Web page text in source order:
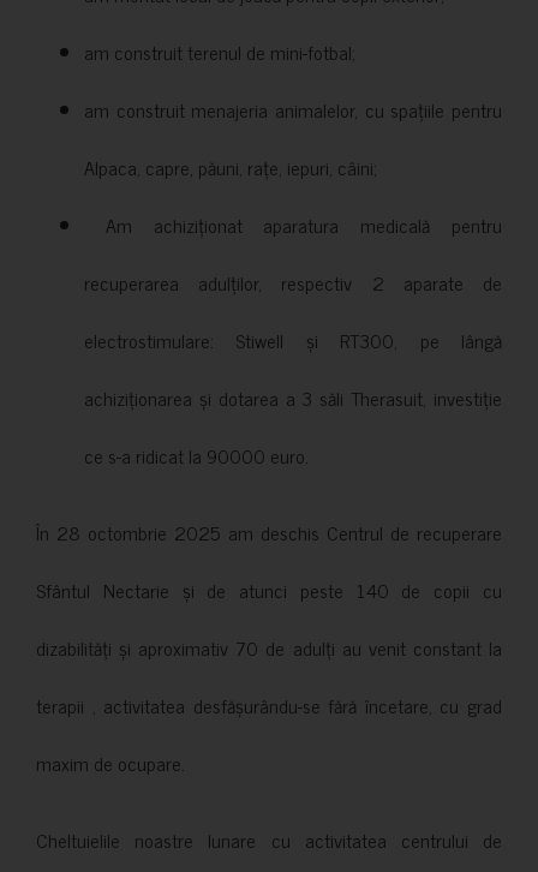
am construit terenul de mini-fotbal;
am construit menajeria animalelor, cu spațiile pentru
Alpaca, capre, păuni, rațe, iepuri, câini;
Am achiziționat aparatura medicală pentru
recuperarea adulților, respectiv 2 aparate de
electrostimulare: Stiwell și RT300, pe lângă
achiziționarea și dotarea a 3 săli Therasuit, investiție
ce s-a ridicat la 90000 euro.
În 28 octombrie 2025 am deschis Centrul de recuperare
Sfântul Nectarie și de atunci peste 140 de copii cu
dizabilități și aproximativ 70 de adulți au venit constant la
terapii , activitatea desfășurându-se fără încetare, cu grad
maxim de ocupare.
Cheltuielile noastre lunare cu activitatea centrului de